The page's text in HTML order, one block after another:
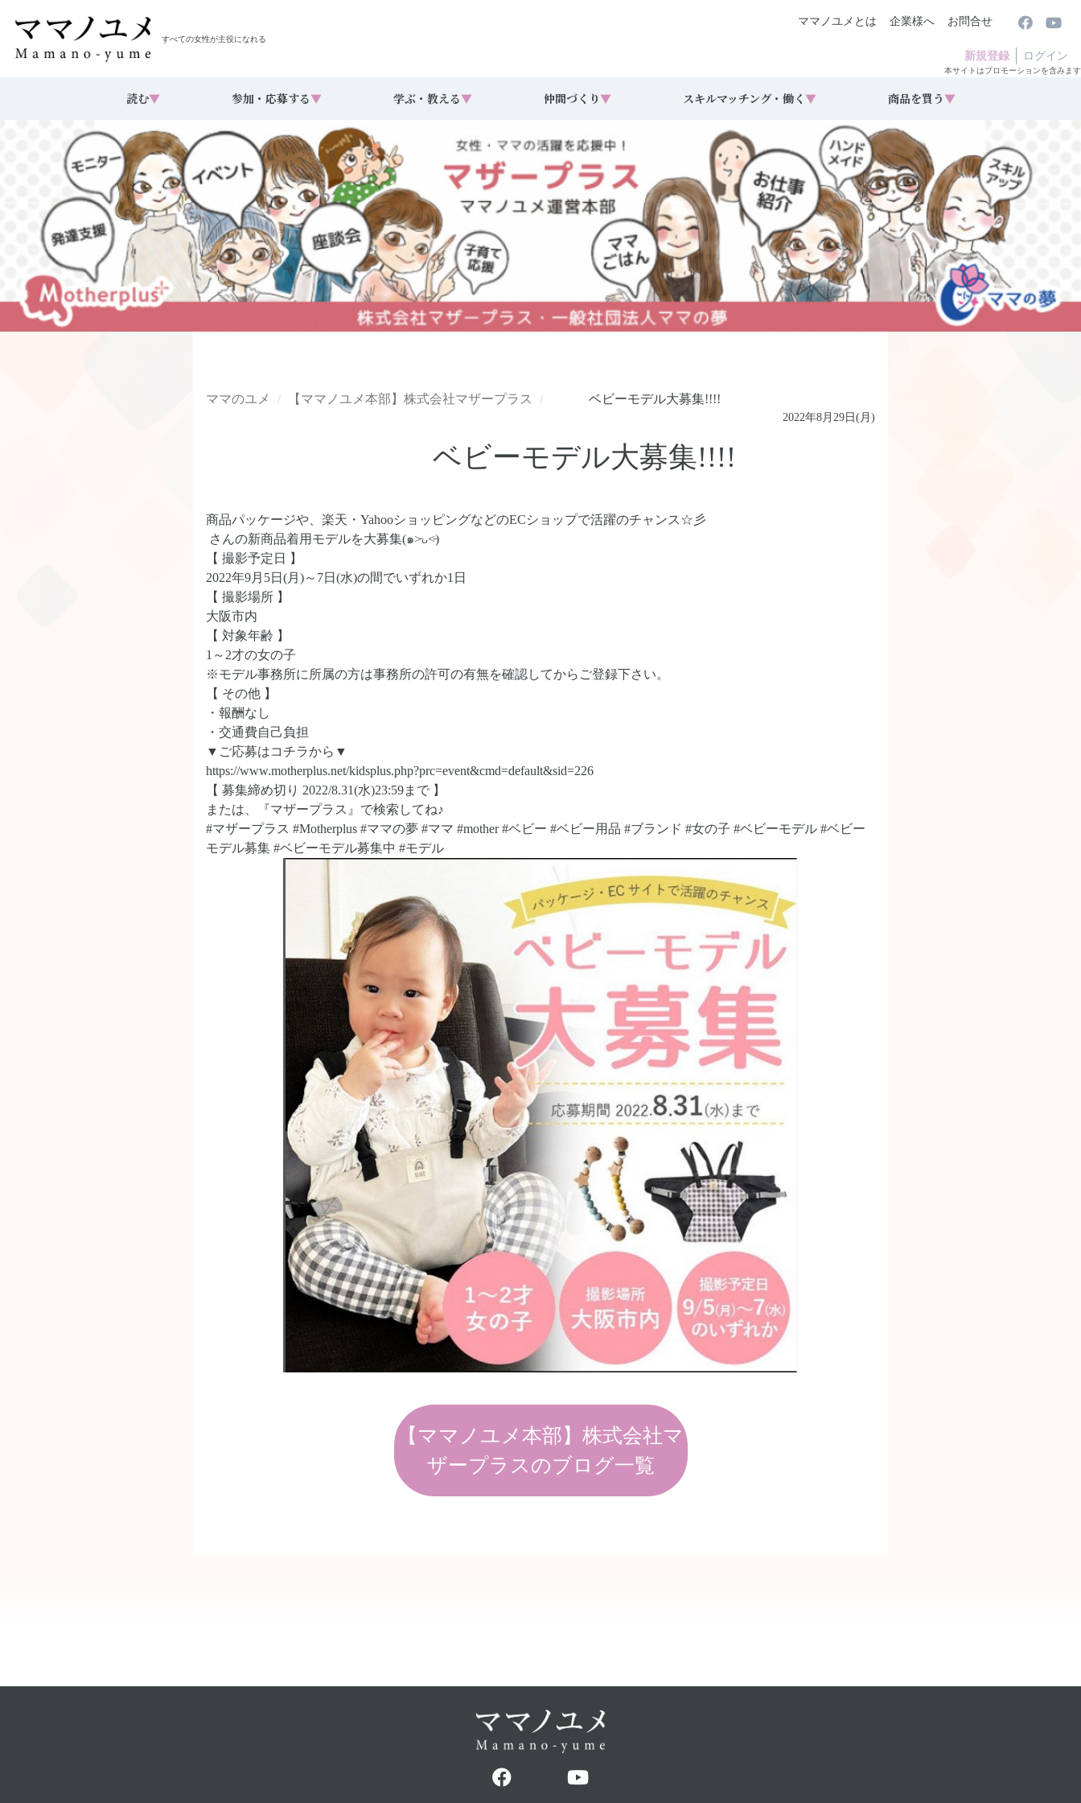
すべての女性が主役になれる
ママノユメとは 企業様へ お問合せ
新規登録 ログイン
本サイトはプロモーションを含みます
読む▼ 参加・応募する▼ 学ぶ・教える▼ 仲間づくり ▼ スキルマッチング・働く ▼ 商品を買う ▼
ママのユメ 【ママノユメ本部】株式会社マザープラス ベビーモデル大募集!!!!
2022年8月29日(月)
ベビーモデル大募集!!!!
商品パッケージや、楽天・YahooショッピングなどのECショップで活躍のチャンス☆彡
さんの新商品着用モデルを大募集(๑˃̵ᴗ˂̵)
【 撮影予定日 】
2022年9月5日(月)～7日(水)の間でいずれか1日
【 撮影場所 】
大阪市内
【 対象年齢 】
1～2才の女の子
※モデル事務所に所属の方は事務所の許可の有無を確認してからご登録下さい。
【 その他 】
・報酬なし
・交通費自己負担
▼ご応募はコチラから▼
https://www.motherplus.net/kidsplus.php?prc=event&cmd=default&sid=226
【 募集締め切り 2022/8.31(水)23:59まで 】
または、『マザープラス』で検索してね♪
#マザープラス #Motherplus #ママの夢 #ママ #mother #ベビー #ベビー用品 #ブランド #女の子 #ベビーモデル #ベビー
モデル募集 #ベビーモデル募集中 #モデル
【ママノユメ本部】株式会社マ
ザープラスのブログ一覧